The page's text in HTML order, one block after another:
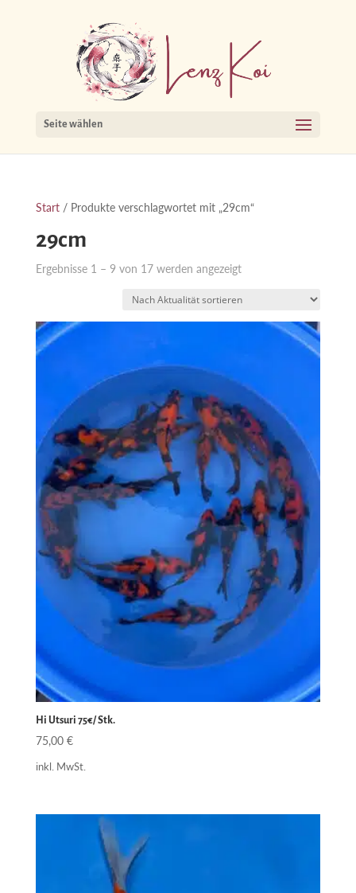
Seite wählen
Start/ Produkte verschlagwortet mit „29cm“
29cm
Ergebnisse 1 – 9 von 17 werden angezeigtNach
sortiert
Hi Utsuri 75€/ Stk.
75,00 €
inkl. MwSt.